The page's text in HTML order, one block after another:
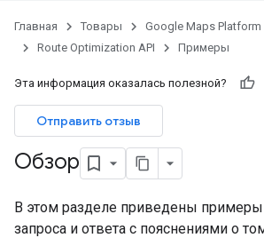
Главная Товары Google Maps Platform
Route Optimization API
Примеры
Эта информация оказалась полезной?
Отправить отзыв
Обзор
В этом разделе приведены
запроса и ответа с пояснениями о